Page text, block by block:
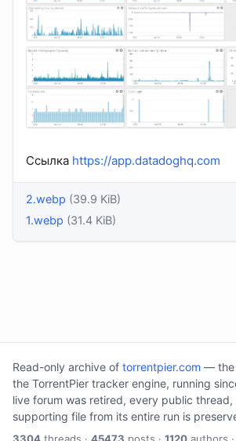
Ссылка https://app.datadoghq.com
2.webp (39.9 KiB)
1.webp (31.4 KiB)
Read-only archive of torrentpier.com — the
the TorrentPier tracker engine, running
live forum was retired, every public thread,
supporting file from its entire run is
3304 threads · 45473 posts · 1120 authors ·